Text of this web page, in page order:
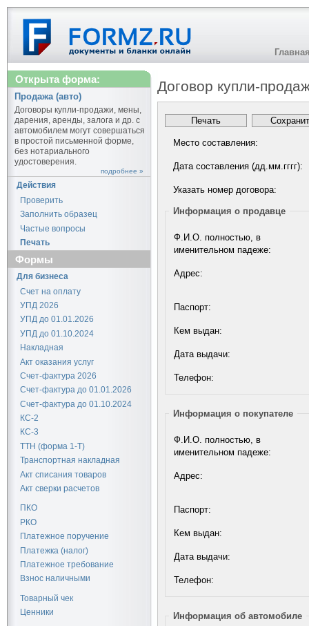
Открыта форма:
Продажа (авто)
Договоры купли-продажи, мены,
дарения, аренды, залога и др. с
автомобилем могут совершаться
в простой письменной форме,
без нотариального
удостоверения.
подробнее »
Действия
Проверить
Заполнить образец
Частые вопросы
Печать
Формы
Для бизнеса
Счет на оплату
УПД 2026
УПД до 01.01.2026
УПД до 01.10.2024
Накладная
Акт оказания услуг
Счет-фактура 2026
Счет-фактура до 01.01.2026
Счет-фактура до 01.10.2024
КС-2
КС-3
ТТН (форма 1-Т)
Транспортная накладная
Акт списания товаров
Акт сверки расчетов
ПКО
РКО
Платежное поручение
Платежка (налог)
Платежное требование
Взнос наличными
Товарный чек
Ценники
Договор купли-
Место составления:
Дата составления (дд.мм.гггг):
Указать номер договора:
Информация о продавце
Ф.И.О. полностью, в
именительном падеже:
Адрес:
Паспорт:
Кем выдан:
Дата выдачи:
Телефон:
Информация о покупателе
Ф.И.О. полностью, в
именительном падеже:
Адрес:
Паспорт:
Кем выдан:
Дата выдачи:
Телефон:
Информация об автомобиле